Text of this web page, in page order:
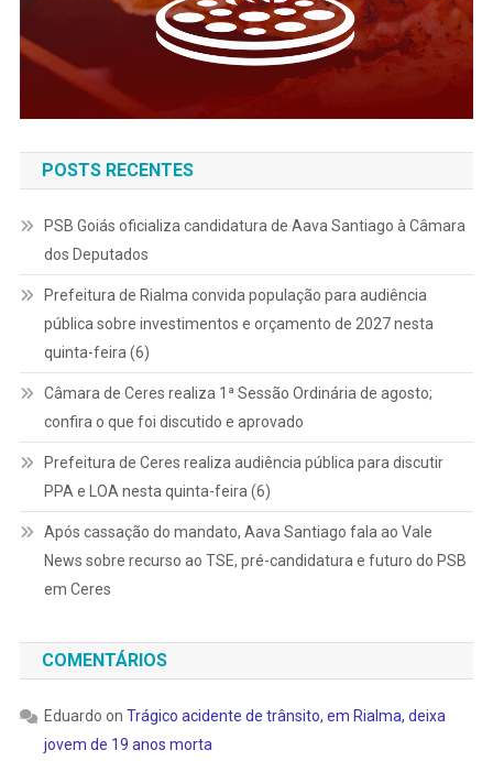
POSTS RECENTES
PSB Goiás oficializa candidatura de Aava Santiago à Câmara
dos Deputados
Prefeitura de Rialma convida população para audiência
pública sobre investimentos e orçamento de 2027 nesta
quinta-feira (6)
Câmara de Ceres realiza 1ª Sessão Ordinária de agosto;
confira o que foi discutido e aprovado
Prefeitura de Ceres realiza audiência pública para discutir
PPA e LOA nesta quinta-feira (6)
Após cassação do mandato, Aava Santiago fala ao Vale
News sobre recurso ao TSE, pré-candidatura e futuro do PSB
em Ceres
COMENTÁRIOS
Eduardo on Trágico acidente de trânsito, em Rialma, deixa
jovem de 19 anos morta